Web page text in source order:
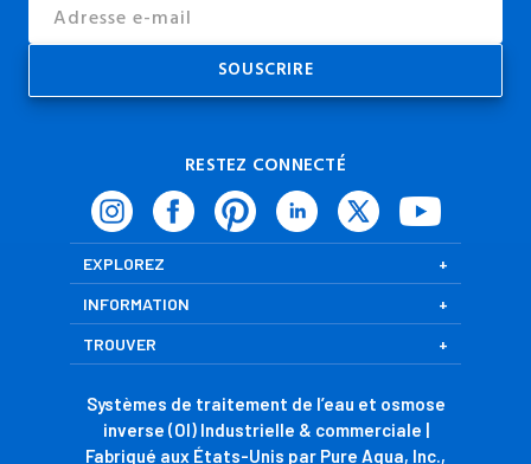
Address
RESTEZ CONNECTÉ
EXPLOREZ
INFORMATION
TROUVER
Systèmes de traitement de l’eau et osmose
inverse (OI) Industrielle & commerciale |
Fabriqué aux États-Unis par Pure Aqua, Inc.,